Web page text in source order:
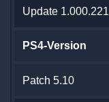
Update 1.000.221
PS4-Version
Patch 5.10